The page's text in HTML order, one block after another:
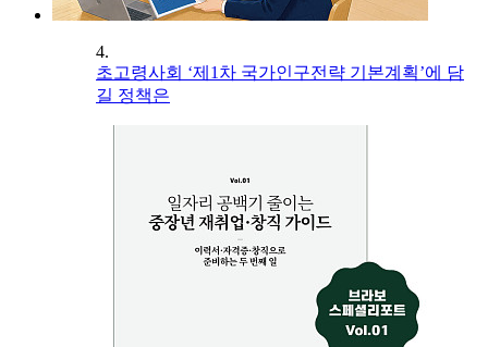
4.
초고령사회 ‘제1차 국가인구전략 기본계획’에 담
길 정책은